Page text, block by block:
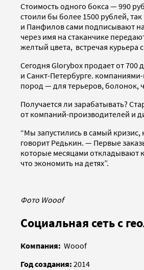
Стоимость одного бокса — 990
стоили бы более 1500 рублей,
и Панфилов сами подписывают
через имя на стаканчике
желтый цвета, встречая курьера
Сегодня Glorybox продает от 700
и Санкт-Петербурге.
пород — для терьеров, болонок,
Получается ли зарабатывать?
от компаний-производителей и
“Мы запустились в самый
говорит Редькин. — Первые
которые месяцами откладывают
что экономить на детях”.
Фото Wooof
Социальная сеть с
Компания: Wooof
Год создания: 2014